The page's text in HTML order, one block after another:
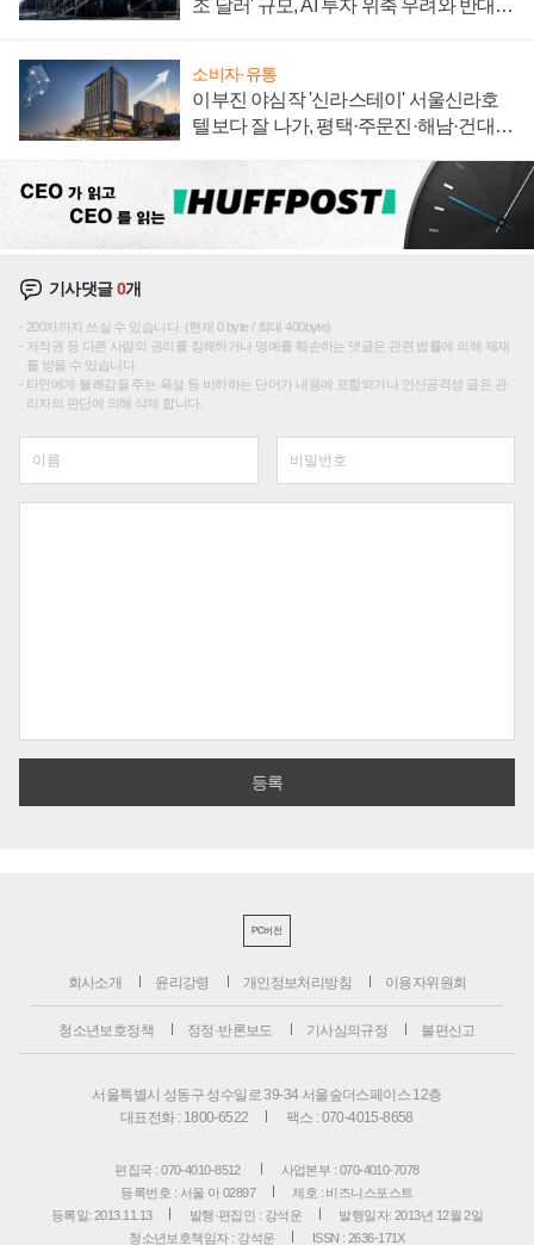
조 달러' 규모, AI 투자 위축 우려와 반대
소비자·유통
이부진 야심작 '신라스테이' 서울신라호
텔보다 잘 나가, 평택·주문진·해남·건대로
기사댓글0개
200자까지 쓰실 수 있습니다. (현재 0 byte / 최대 400byte)
저작권 등 다른 사람의 권리를 침해하거나 명예를 훼손하는 댓글은 관련 법률에 의해 제재
를 받을 수 있습니다.
타인에게 불쾌감을 주는 욕설 등 비하하는 단어가 내용에 포함되거나 인신공격성 글은 관
리자의 판단에 의해 삭제 합니다.
PC버전
회사소개 윤리강령 개인정보처리방침 이용자위원회
청소년보호정책 정정·반론보도 기사심의규정 불편신고
서울특별시 성동구 성수일로 39-34 서울숲더스페이스 12층
대표전화 : 1800-6522
팩스 : 070-4015-8658
편집국 : 070-4010-8512
사업본부 : 070-4010-7078
등록번호 : 서울 아 02897
제호 : 비즈니스포스트
등록일: 2013.11.13
발행·편집인 : 강석운
발행일자: 2013년 12월 2일
청소년보호책임자 : 강석운
ISSN : 2636-171X